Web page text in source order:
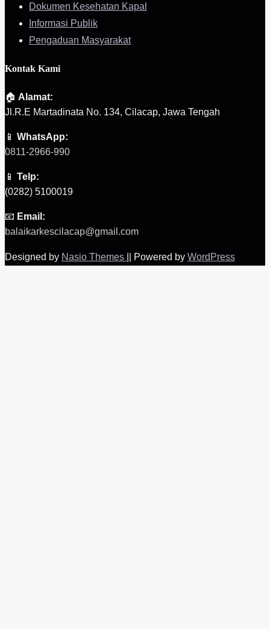
Dokumen Kesehatan Kapal
Informasi Publik
Pengaduan Masyarakat
Kontak Kami
🏠 Alamat:
Jl.R.E Martadinata No. 134, Cilacap, Jawa Tengah
📱 WhatsApp:
0811-2966-990
📱 Telp:
(0282) 5100019
📧 Email:
balaikarkescilacap@gmail.com
Designed by Nasio Themes Powered by WordPress